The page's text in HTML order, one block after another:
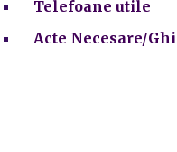
Telefoane utile
Acte Necesare/